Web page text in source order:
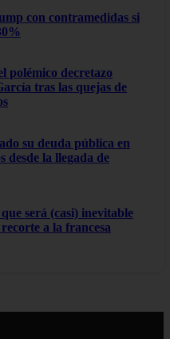
con contramedidas si
polémico decretazo
tras las quejas de
su deuda pública en
desde la llegada de
será (casi) inevitable
a la francesa